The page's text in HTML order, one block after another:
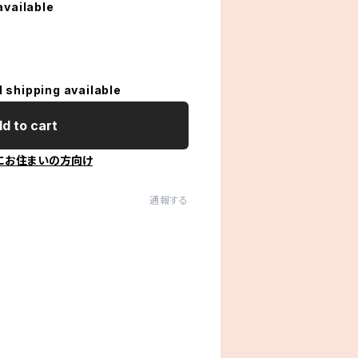
shipping available
to cart
お住まいの方向け
通報する